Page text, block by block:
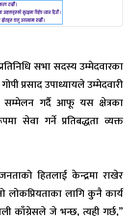
सभा सदस्य उम्मेदवारका
प्रसाद उपाध्यायले उम्मेदवारी
सम्मेलन गर्दै आफू यस क्षेत्रका
सेवा गर्ने प्रतिबद्धता व्यक्त
हितलाई केन्द्रमा राखेर
लोकप्रियताका लागि कुनै कार्य
काँग्रेसले जे भन्छ, त्यही गर्छ,”